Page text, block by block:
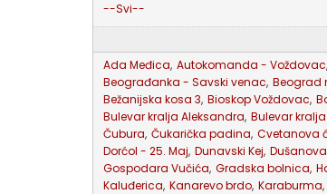
--Svi--
Ada Međica, Autokomanda - Voždovac,
Beograđanka - Savski venac, Beograd
Bežanijska kosa 3, Bioskop Voždovac,
Bulevar kralja Aleksandra, Bulevar
Čubura, Čukarička padina, Cvetanova
Dorćol - 25. Maj, Dunavski Kej,
Gospodara Vučića, Gradska bolnica,
Kaluđerica, Kanarevo brdo, Karaburma,